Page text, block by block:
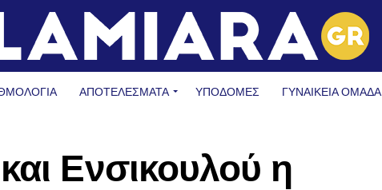
ΑΠΟΤΕΛΕΣΜΑΤΑ ΥΠΟΔΟΜΈΣ ΓΥΝΑΙΚΕΊΑ ΟΜΆΔΑ
Ενσικουλού η